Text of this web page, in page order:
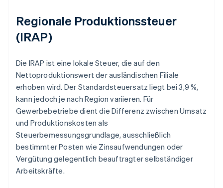
Regionale Produktionssteuer
(IRAP)
Die IRAP ist eine lokale Steuer, die auf den
Nettoproduktionswert der ausländischen Filiale
erhoben wird. Der Standardsteuersatz liegt bei 3,9 %,
kann jedoch je nach Region variieren. Für
Gewerbebetriebe dient die Differenz zwischen Umsatz
und Produktionskosten als
Steuerbemessungsgrundlage, ausschließlich
bestimmter Posten wie Zinsaufwendungen oder
Vergütung gelegentlich beauftragter selbständiger
Arbeitskräfte.